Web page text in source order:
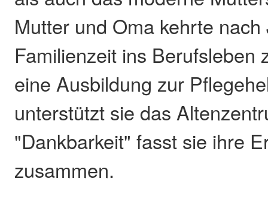
Mutter und Oma kehrte
Familienzeit ins Berufsleben
eine Ausbildung zur
unterstützt sie das
"Dankbarkeit" fasst sie ihre
zusammen.